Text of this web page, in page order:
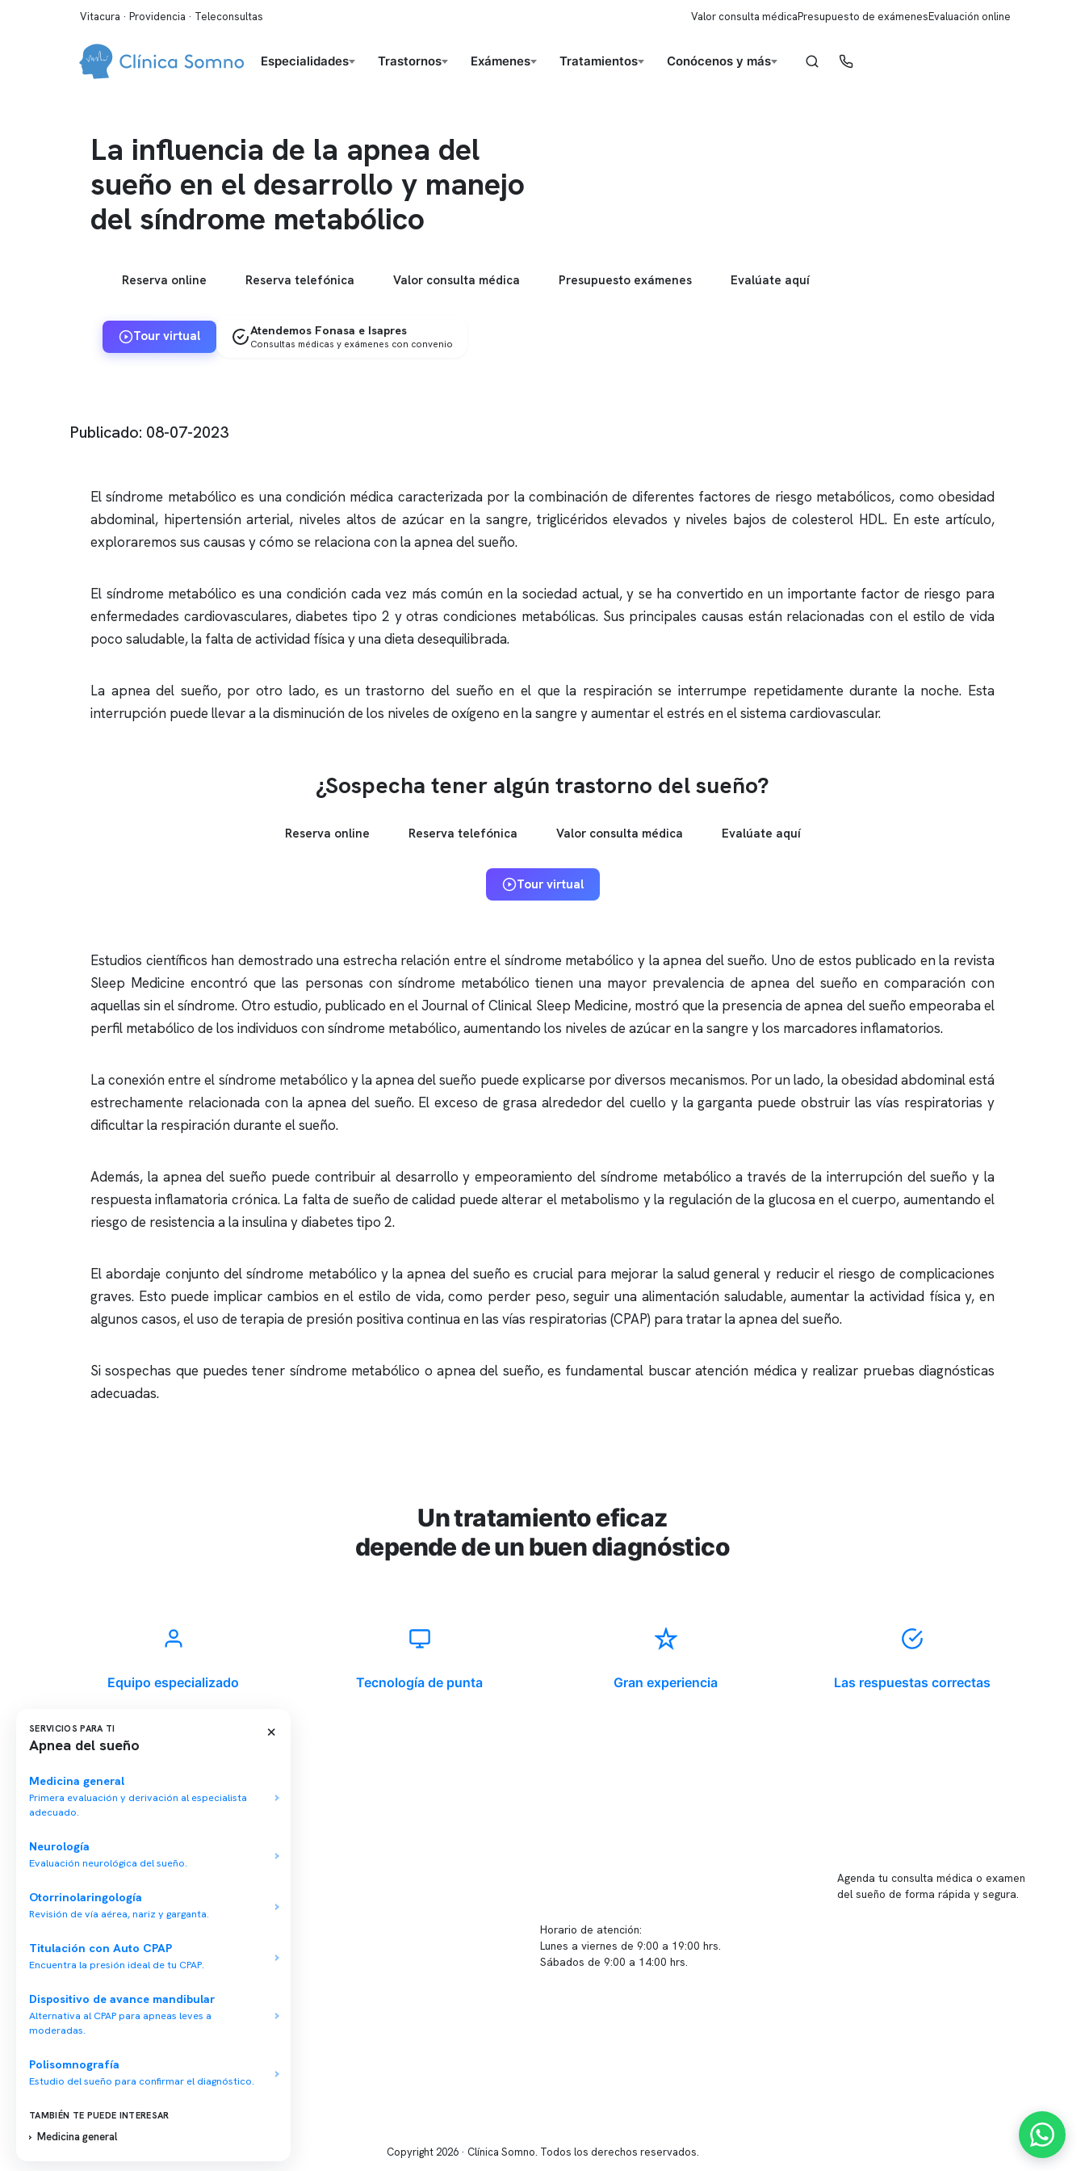
Vitacura · Providencia · Teleconsultas Valor consulta médicaPresupuesto de exámenesEvaluación online
Especialidades Trastornos Exámenes Tratamientos Conócenos y más
La influencia de la apnea del
sueño en el desarrollo y manejo
del síndrome metabólico
Reserva online Reserva telefónica Valor consulta médica Presupuesto exámenes Evalúate aquí
Tour virtual Atendemos Fonasa e Isapres
Consultas médicas y exámenes con convenio
Publicado: 08-07-2023
El síndrome metabólico es una condición médica caracterizada por la combinación de diferentes factores de riesgo metabólicos, como obesidad
abdominal, hipertensión arterial, niveles altos de azúcar en la sangre, triglicéridos elevados y niveles bajos de colesterol HDL. En este artículo,
exploraremos sus causas y cómo se relaciona con laapnea del sueño.
El síndrome metabólico es una condición cada vez más común en la sociedad actual, y se ha convertido en un importante factor de riesgo para
enfermedades cardiovasculares, diabetes tipo 2 y otras condiciones metabólicas. Sus principales causas están relacionadas con el estilo de vida
poco saludable, la falta de actividad física y una dieta desequilibrada.
La apnea del sueño, por otro lado, es un trastorno del sueño en el que la respiración se interrumpe repetidamente durante la noche. Esta
interrupción puede llevar a la disminución de los niveles de oxígeno en la sangre y aumentar el estrés en el sistema cardiovascular.
¿Sospecha tener algún trastorno del sueño?
Reserva online Reserva telefónica Valor consulta médica Evalúate aquí
Tour virtual
Estudios científicos han demostrado una estrecha relación entre el síndrome metabólico y laapnea del sueño. Uno de estos publicado en la revista
Sleep Medicine encontró que las personas con síndrome metabólico tienen una mayor prevalencia deapnea del sueño en comparación con
aquellas sin el síndrome. Otro estudio, publicado en el Journal of Clinical Sleep Medicine, mostró que la presencia deapnea del sueño empeoraba el
perfil metabólico de los individuos con síndrome metabólico, aumentando los niveles de azúcar en la sangre y los marcadores inflamatorios.
La conexión entre el síndrome metabólico y laapnea del sueño puede explicarse por diversos mecanismos. Por un lado, la obesidad abdominal está
estrechamente relacionada con laapnea del sueño. El exceso de grasa alrededor del cuello y la garganta puede obstruir las vías respiratorias y
dificultar la respiración durante el sueño.
Además, la apnea del sueño puede contribuir al desarrollo y empeoramiento del síndrome metabólico a través de la interrupción del sueño y la
respuesta inflamatoria crónica. La falta de sueño de calidad puede alterar el metabolismo y la regulación de la glucosa en el cuerpo, aumentando el
riesgo de resistencia a la insulina y diabetes tipo 2.
El abordaje conjunto del síndrome metabólico y laapnea del sueño es crucial para mejorar la salud general y reducir el riesgo de complicaciones
graves. Esto puede implicar cambios en el estilo de vida, como perder peso, seguir una alimentación saludable, aumentar la actividad física y, en
algunos casos, el uso de terapia de presión positiva continua en las vías respiratorias (CPAP) para tratar laapnea del sueño.
Si sospechas que puedes tener síndrome metabólico o apnea del sueño, es fundamental buscar atención médica y realizar pruebas diagnósticas
adecuadas.
Un tratamiento eficaz
depende de un buen diagnóstico
Equipo especializado Tecnología de punta Gran experiencia Las respuestas correctas
Centro médico especializado en medicina
del sueño y un equipo multidisciplinario para
Horario de atención:
Lunes a viernes de 9:00 a 19:00 hrs.
Sábados de 9:00 a 14:00 hrs.
Agenda tu consulta médica o examen
del sueño de forma rápida y segura.
Copyright 2026 · Clínica Somno. Todos los derechos reservados.
SERVICIOS PARA TI
Apnea del sueño
×
Medicina general
Primera evaluación y derivación al especialista
adecuado.
Neurología
Evaluación neurológica del sueño.
Otorrinolaringología
Revisión de vía aérea, nariz y garganta.
Titulación con Auto CPAP
Encuentra la presión ideal de tu CPAP.
Dispositivo de avance mandibular
Alternativa al CPAP para apneas leves a
moderadas.
Polisomnografía
Estudio del sueño para confirmar el diagnóstico.
TAMBIÉN TE PUEDE INTERESAR
Medicina general